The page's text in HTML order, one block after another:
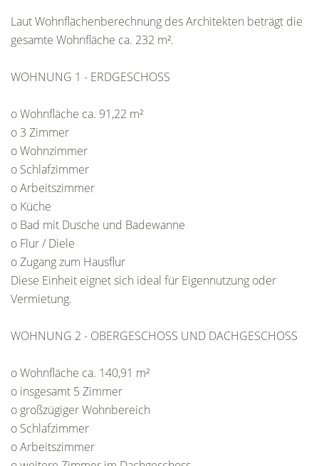
Laut Wohnflächenberechnung des Architekten beträgt die
gesamte Wohnfläche ca. 232 m².
WOHNUNG 1 - ERDGESCHOSS
o Wohnfläche ca. 91,22 m²
o 3 Zimmer
o Wohnzimmer
o Schlafzimmer
o Arbeitszimmer
o Küche
o Bad mit Dusche und Badewanne
o Flur / Diele
o Zugang zum Hausflur
Diese Einheit eignet sich ideal für Eigennutzung oder
Vermietung.
WOHNUNG 2 - OBERGESCHOSS UND DACHGESCHOSS
o Wohnfläche ca. 140,91 m²
o insgesamt 5 Zimmer
o großzügiger Wohnbereich
o Schlafzimmer
o Arbeitszimmer